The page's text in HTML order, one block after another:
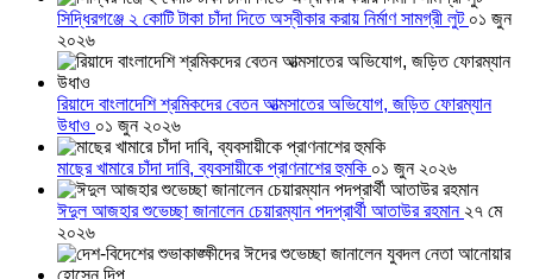
সিদ্ধিরগঞ্জে ২ কোটি টাকা চাঁদা দিতে অস্বীকার করায় নির্মাণ সামগ্রী লুট ০১ জুন
২০২৬
রিয়াদে বাংলাদেশি শ্রমিকদের বেতন আত্মসাতের অভিযোগ, জড়িত ফোরম্যান
উধাও ০১ জুন ২০২৬
মাছের খামারে চাঁদা দাবি, ব্যবসায়ীকে প্রাণনাশের হুমকি ০১ জুন ২০২৬
ঈদুল আজহার শুভেচ্ছা জানালেন চেয়ারম্যান পদপ্রার্থী আতাউর রহমান ২৭ মে
২০২৬